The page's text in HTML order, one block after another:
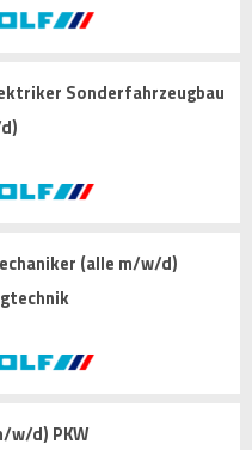
Sonderfahrzeugbau
(alle m/w/d)
w/d) PKW